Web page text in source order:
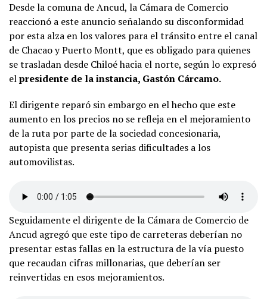
Desde la comuna de Ancud, la Cámara de Comercio
reaccionó a este anuncio señalando su disconformidad
por esta alza en los valores para el tránsito entre el canal
de Chacao y Puerto Montt, que es obligado para quienes
se trasladan desde Chiloé hacia el norte, según lo expresó
elpresidente de la instancia, Gastón Cárcamo.
El dirigente reparó sin embargo en el hecho que este
aumento en los precios no se refleja en el mejoramiento
de la ruta por parte de la sociedad concesionaria,
autopista que presenta serias dificultades a los
automovilistas.
Seguidamente el dirigente de la Cámara de Comercio de
Ancud agregó que este tipo de carreteras deberían no
presentar estas fallas en la estructura de la vía puesto
que recaudan cifras millonarias, que deberían ser
reinvertidas en esos mejoramientos.